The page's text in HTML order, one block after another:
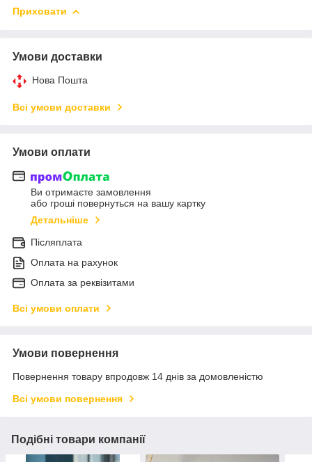
Приховати
Умови доставки
Нова Пошта
Всі умови доставки
Умови оплати
Ви отримаєте замовлення
або гроші повернуться на вашу картку
Детальніше
Післяплата
Оплата на рахунок
Оплата за реквізитами
Всі умови оплати
Умови повернення
Повернення товару впродовж 14 днів за домовленістю
Всі умови повернення
Подібні товари компанії